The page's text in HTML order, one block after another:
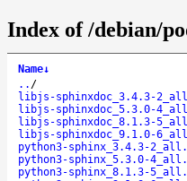
Index of /debian/
Name↓
.. /
libjs-sphinxdoc_3.4.3-
libjs-sphinxdoc_5.3.0-
libjs-sphinxdoc_8.1.3-
libjs-sphinxdoc_9.1.0-
python3-sphinx_3.4.3-
python3-sphinx_5.3.0-
python3-sphinx_8.1.3-